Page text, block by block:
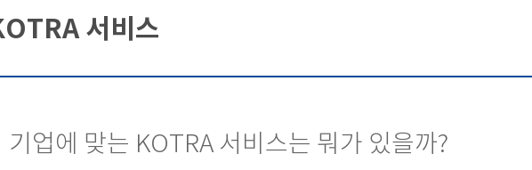
서비스
기업에 맞는 KOTRA 서비스는 뭐가 있을까?